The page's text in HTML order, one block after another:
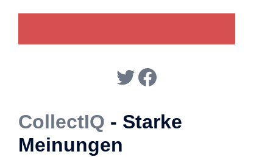
Twitter
Facebook
CollectIQ - Starke
Meinungen